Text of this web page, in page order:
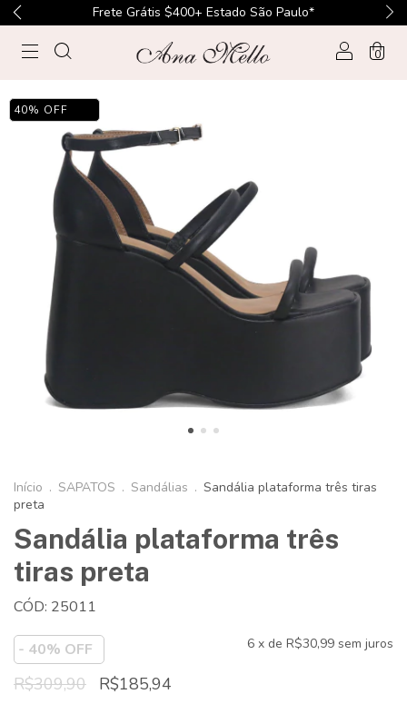
Frete Grátis $400+ Estado São Paulo*
0
40% OFF
Início . SAPATOS . Sandálias . Sandália plataforma três tiras
preta
Sandália plataforma três
tiras preta
CÓD: 25011
- 40% OFF
R$309,90 R$185,94
6 x de R$30,99 sem juros